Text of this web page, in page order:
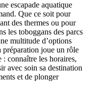
escapade aquatique
Que ce soit pour
des thermes ou pour
les toboggans des parcs
multitude d’options
préparation joue un rôle
connaître les horaires,
avec soin sa destination
et de plonger